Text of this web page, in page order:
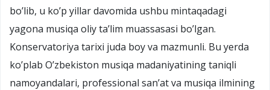
bo’lib, u ko’p yillar davomida ushbu mintaqadagi
yagona musiqa oliy ta’lim muassasasi bo’lgan.
Konservatoriya tarixi juda boy va mazmunli. Bu yerda
ko’plab O’zbekiston musiqa madaniyatining taniqli
namoyandalari, professional san’at va musiqa ilmining